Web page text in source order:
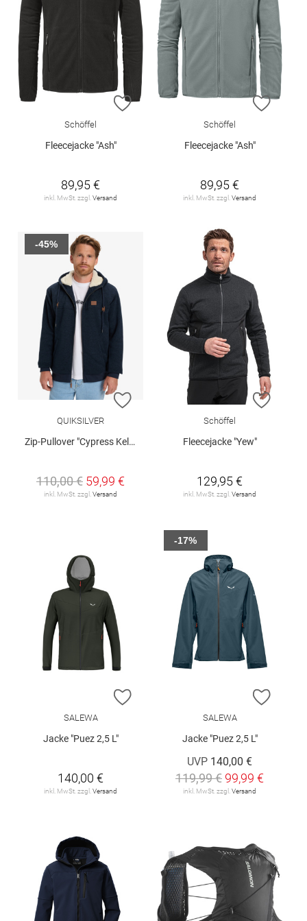
ZUR WUNSCHLISTE HINZUFÜGEN
Schöffel
Fleecejacke "Ash"
89,95 €
inkl. MwSt. zzgl. Versand
ZUR
Schöffel
Fleecejacke "Ash"
89,95 €
inkl. MwSt. zzgl. Versand
ZUR WUNSCHLISTE HINZUFÜGEN
QUIKSILVER
Zip-Pullover "Cypress Keller"
110,00 € 59,99 €
inkl. MwSt. zzgl.Versand
-45%
ZUR
Schöffel
Fleecejacke "Yew"
129,95 €
inkl. MwSt. zzgl.Versand
ZUR WUNSCHLISTE HINZUFÜGEN
SALEWA
Jacke "Puez 2,5 L"
140,00 €
inkl. MwSt. zzgl.Versand
ZUR
SALEWA
Jacke "Puez 2,5 L"
UVP 140,00 €
119,99 € 99,99 €
inkl. MwSt. zzgl.Versand
-17%